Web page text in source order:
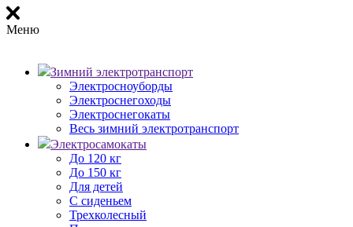
Меню
Зимний электротранспорт
Электросноуборды
Электроснегоходы
Электроснегокаты
Весь зимний электротранспорт
Электросамокаты
До 120 кг
До 150 кг
Для детей
С сиденьем
Трехколесный